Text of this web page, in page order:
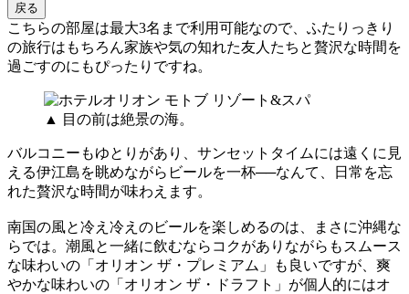
戻る
こちらの部屋は最大3名まで利用可能なので、ふたりっきり
の旅行はもちろん家族や気の知れた友人たちと贅沢な時間を
過ごすのにもぴったりですね。
▲ 目の前は絶景の海。
バルコニーもゆとりがあり、サンセットタイムには遠くに見
える伊江島を眺めながらビールを一杯──なんて、日常を忘
れた贅沢な時間が味わえます。
南国の風と冷え冷えのビールを楽しめるのは、まさに沖縄な
らでは。潮風と一緒に飲むならコクがありながらもスムース
な味わいの「オリオン ザ・プレミアム」も良いですが、爽
やかな味わいの「オリオン ザ・ドラフト」が個人的にはオ